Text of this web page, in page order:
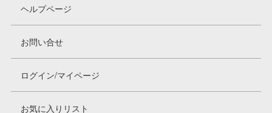
ヘルプページ
お問い合せ
ログイン/マイページ
お気に入りリスト